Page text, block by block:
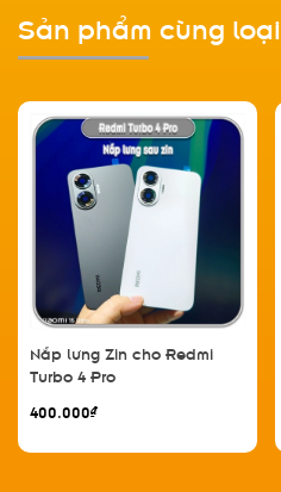
Sản phẩm cùng loại
Nắp lưng Zin cho Redmi
Turbo 4 Pro
400.000₫